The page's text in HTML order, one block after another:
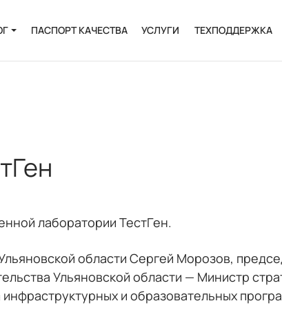
РНК и
ПАСПОРТ КАЧЕСТВА УСЛУГИ ТЕХПОДДЕРЖКА
лаборатории ТестГен.
области Сергей Морозов,
Ульяновской области — Министр
и образовательных